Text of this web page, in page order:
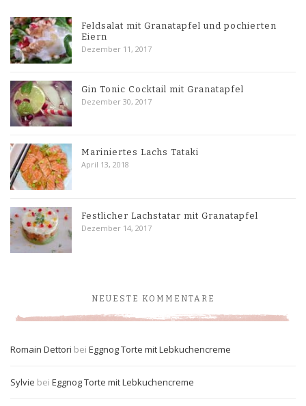
Feldsalat mit Granatapfel und pochierten
Eiern
Dezember 11, 2017
Gin Tonic Cocktail mit Granatapfel
Dezember 30, 2017
Mariniertes Lachs Tataki
April 13, 2018
Festlicher Lachstatar mit Granatapfel
Dezember 14, 2017
NEUESTE KOMMENTARE
Romain Dettori bei Eggnog Torte mit Lebkuchencreme
Sylvie bei Eggnog Torte mit Lebkuchencreme